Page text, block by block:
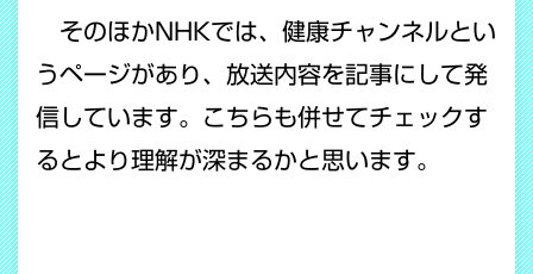
そのほかNHKでは、健康チャンネルとい
うページがあり、放送内容を記事にして発
信しています。こちらも併せてチェックす
るとより理解が深まるかと思います。